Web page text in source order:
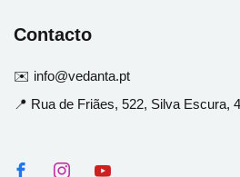
Contacto
✉️ info@vedanta.pt
📍 Rua de Friães, 522, Silva Escura,